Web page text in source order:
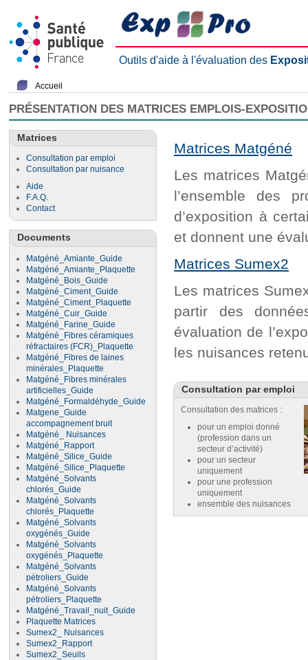
Outils d'aide à l'évaluation des
Accueil
PRÉSENTATION DES MATRICES EMPLOIS-
Matrices
Consultation par emploi
Consultation par nuisance
Aide
F.A.Q.
Contact
Documents
Matgéné_Amiante_Guide
Matgéné_Amiante_Plaquette
Matgéné_Bois_Guide
Matgéné_Ciment_Guide
Matgéné_Ciment_Plaquette
Matgéné_Cuir_Guide
Matgéné_Farine_Guide
Matgéné_Fibres céramiques
réfractaires (FCR)_Plaquette
Matgéné_Fibres de laines
minérales_Plaquette
Matgéné_Fibres minérales
artificielles_Guide
Matgéné_Formaldéhyde_Guide
Matgene_Guide
accompagnement bruit
Matgéné_ Nuisances
Matgéné_Rapport
Matgéné_Silice_Guide
Matgéné_Silice_Plaquette
Matgéné_Solvants
chlorés_Guide
Matgéné_Solvants
chlorés_Plaquette
Matgéné_Solvants
oxygénés_Guide
Matgéné_Solvants
oxygénés_Plaquette
Matgéné_Solvants
pétroliers_Guide
Matgéné_Solvants
pétroliers_Plaquette
Matgéné_Travail_nuit_Guide
Plaquette Matrices
Sumex2_ Nuisances
Sumex2_Rapport
Sumex2_Seuils
Matrices Matgéné
Les matrices
l’ensemble des
d’exposition à
et donnent une
Matrices Sumex2
Les matrices
partir des
évaluation de
les nuisances
Consultation par emploi
Consultation des matrices :
pour un emploi donné
(profession dans un
secteur d’activité)
pour un secteur
uniquement
pour une profession
uniquement
ensemble des nuisances